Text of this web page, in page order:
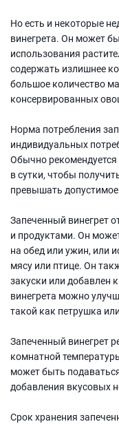
Но есть и некоторые
винегрета. Он может
использования
содержать излишнее
большое количество
консервированных
Норма потребления
индивидуальных
Обычно
в сутки, чтобы
превышать
Запеченный винегрет
и продуктами. Он
на обед или ужин, или
мясу или птице. Он
закуски или добавлен
винегрета можно
такой как петрушка
Запеченный винегрет
комнатной
может быть
добавления вкусовых
Срок хранения